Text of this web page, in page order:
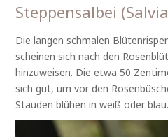
Steppensalbei
Die langen schmalen
scheinen sich nach den
hinzuweisen. Die etwa 50
sich gut, um vor den
Stauden blühen in weiß oder blau.